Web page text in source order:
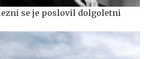
se je poslovil dolgoletni